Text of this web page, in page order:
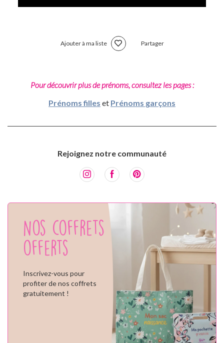
Ajouter à ma liste Partager
Pour découvrir plus de prénoms, consultez les pages :
Prénoms filles et Prénoms garçons
Rejoignez notre communauté
Nos coffrets
offerts
Inscrivez-vous pour
profiter de nos coffrets
gratuitement !